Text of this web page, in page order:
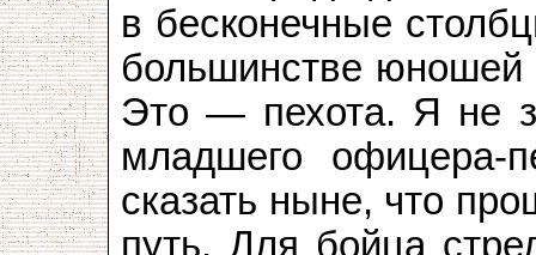
в бесконечные
большинстве юношей
Это — пехота. Я не
младшего офицера-
сказать ныне, что
путь. Для бойца